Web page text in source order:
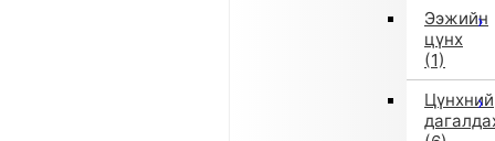
Ээжийн
цүнх
(1)
Цүнхний